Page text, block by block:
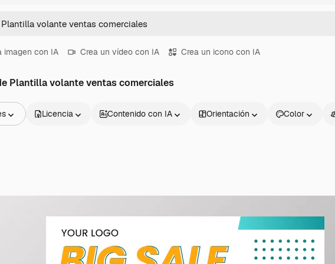
imagen con IA Crea un vídeo con IA Crea un icono con IA
Plantilla volante ventas comerciales
Licencia Contenido con IA Orientación Color
Productos Información útil